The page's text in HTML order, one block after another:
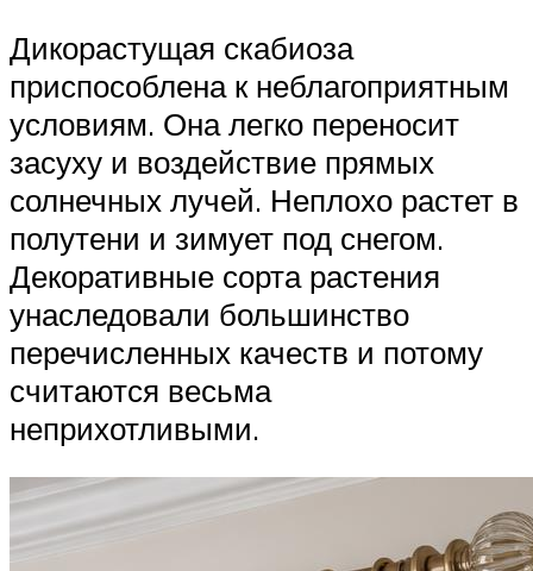
Дикорастущая скабиоза
приспособлена к неблагоприятным
условиям. Она легко переносит
засуху и воздействие прямых
солнечных лучей. Неплохо растет в
полутени и зимует под снегом.
Декоративные сорта растения
унаследовали большинство
перечисленных качеств и потому
считаются весьма
неприхотливыми.